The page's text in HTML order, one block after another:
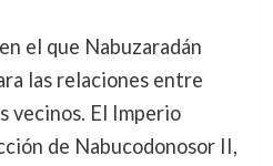
el que Nabuzaradán
las relaciones entre
vecinos. El Imperio
de Nabucodonosor II,